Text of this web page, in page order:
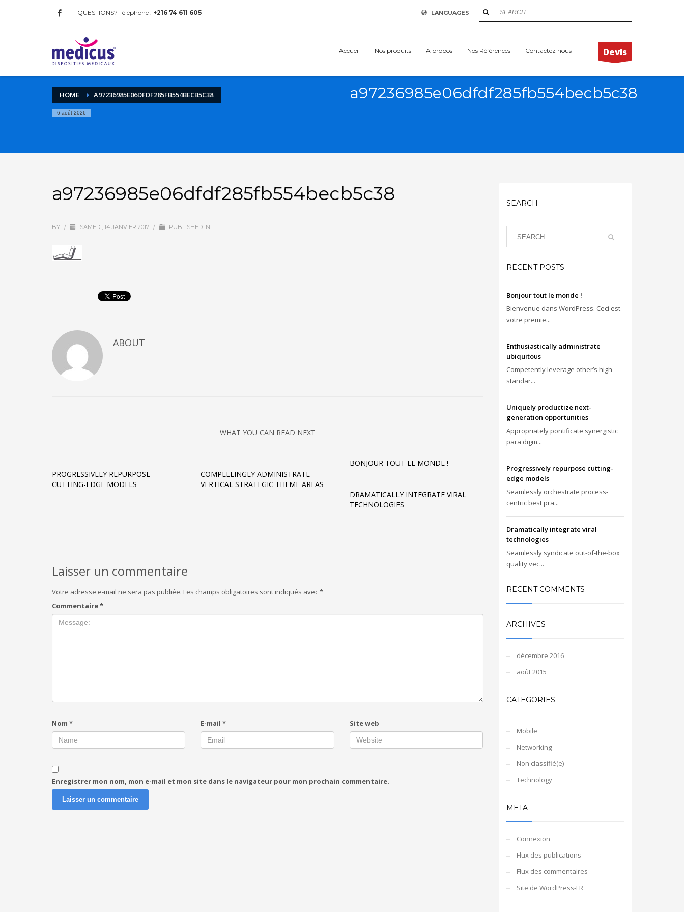
QUESTIONS? Téléphone : +216 74 611 605 LANGUAGES
Accueil Nos produits A propos Nos Références Contactez nous Devis
HOME A97236985E06DFDF285FB554BECB5C38
6 août 2026
a97236985e06dfdf285fb554becb5c38
a97236985e06dfdf285fb554becb5c38
BY / SAMEDI, 14 JANVIER 2017 / PUBLISHED IN
ABOUT
WHAT YOU CAN READ NEXT
PROGRESSIVELY REPURPOSE
CUTTING-EDGE MODELS
COMPELLINGLY ADMINISTRATE
VERTICAL STRATEGIC THEME AREAS
BONJOUR TOUT LE MONDE !
DRAMATICALLY INTEGRATE VIRAL
TECHNOLOGIES
Laisser un commentaire
Votre adresse e-mail ne sera pas publiée. Les champs obligatoires sont indiqués avec*
Commentaire*
Nom * E-mail* Site web
Enregistrer mon nom, mon e-mail et mon site dans le navigateur pour mon prochain commentaire.
SEARCH
RECENT POSTS
Bonjour tout le monde !
Bienvenue dans WordPress. Ceci est
votre premie...
Enthusiastically administrate
ubiquitous
Competently leverage other’s high
standar...
Uniquely productize next-
generation opportunities
Appropriately pontificate synergistic
para digm...
Progressively repurpose cutting-
edge models
Seamlessly orchestrate process-
centric best pra...
Dramatically integrate viral
technologies
Seamlessly syndicate out-of-the-box
quality vec...
RECENT COMMENTS
ARCHIVES
décembre 2016
août 2015
CATEGORIES
Mobile
Networking
Non classifié(e)
Technology
META
Connexion
Flux des publications
Flux des commentaires
Site de WordPress-FR